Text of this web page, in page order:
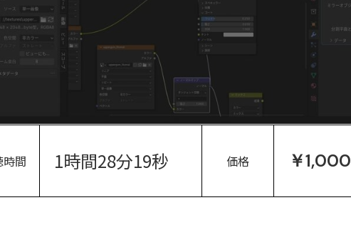
間 1時間28分19秒 価格 ￥1,000